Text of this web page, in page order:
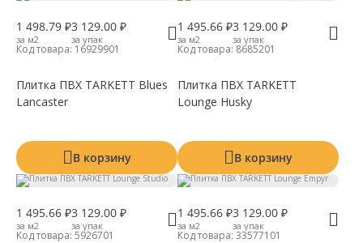
1 498.79 ₽
за м2
3 129.00 ₽
за упак
Код товара: 16929901
Плитка ПВХ TARKETT Blues
Lancaster
В корзину
1 495.66 ₽
за м2
3 129.00 ₽
за упак
Код товара: 8685201
Плитка ПВХ TARKETT
Lounge Husky
В корзину
1 495.66 ₽
за м2
3 129.00 ₽
за упак
Код товара: 5926701
1 495.66 ₽
за м2
3 129.00 ₽
за упак
Код товара: 33577101